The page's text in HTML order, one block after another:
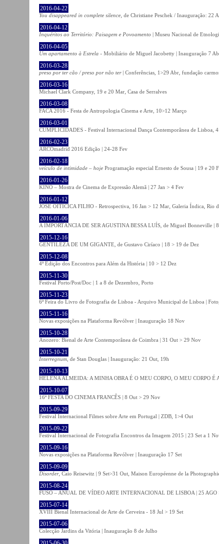
2016-04-22
You disappeared in complete silence , de Christiane Peschek / Inauguração: 22
2016-04-12
Inquéritos ao Território: Paisagem e Povoamento | Museu Nacional de
2016-04-05
Um apartamento à Estrela - Mobiliário de Miguel Jacobetty | Inauguração 7
2016-03-28
preso por ter cão / preso por não ter| Conferências, 1>29 Abr, fundação
2016-03-16
Michael Clark Company, 19 e 20 Mar, Casa de Serralves
2016-03-08
FACA 2016 - Festa de Antropologia Cinema e Arte, 10>12 Março
2016-03-01
CUMPLICIDADES - Festival Internacional Dança Contemporânea de Lisboa,
2016-02-23
ARCOmadrid 2016 Edição | 24-28 Fev
2016-02-18
veículo de intimidade – hoje Programação especial Ernesto de Sousa | 19 e 20
2016-01-26
KINO – Mostra de Cinema de Expressão Alemã | 27 Jan > 4 Fev
2016-01-12
JOSÉ OITICICA FILHO - Retrospectiva, 16 Jan > 12 Mar, Galeria Índica, Rio
2016-01-06
A IMPORTÂNCIA DE SER AGUSTINA BESSA LUÍS, de Miguel Bonneville |
2015-12-16
GENTILEZA DE UM GIGANTE, de Gustavo Ciríaco | 18 > 19 de Dez
2015-12-08
4ª Edição dos Encontros para Além da História | 10 > 12 Dez
2015-11-30
Festival Porto/Post/Doc | 1 a 8 de Dezembro, Porto
2015-11-23
6ª Feira do Livro de Fotografia de Lisboa - Arquivo Municipal de Lisboa |
2015-11-16
Novas exposições na Plataforma Revólver | Inauguração 18 Nov
2015-10-28
Anozero: Bienal de Arte Contemporânea de Coimbra | 31 Out > 29 Nov
2015-10-21
Interregnum , de Stan Douglas | Inauguração: 21 Out, 19h
2015-10-13
HELENA ALMEIDA: A MINHA OBRA É O MEU CORPO, O MEU CORPO É
2015-10-07
16ª FESTA DO CINEMA FRANCÊS | 8 Out > 29 Nov
2015-09-29
Festival Internacional Filmes sobre Arte em Portugal | ZDB, 1>4 Out
2015-09-22
Festival Internacional de Fotografia Encontros da Imagem 2015 | 23 Set a 1
2015-09-16
Novas exposições na Plataforma Revólver | Inauguração 17 Set
2015-09-09
Disorder, Caio Reisewitz | 9 Set>31 Out, Maison Européenne de la
2015-08-24
FUSO – ANUAL DE VÍDEO ARTE INTERNACIONAL DE LISBOA | 25 AGO
2015-07-14
XVIII Bienal Internacional de Arte de Cerveira - 18 Jul > 19 Set
2015-07-06
Colecção Jardins da Vitória | Inauguração 8 de Julho